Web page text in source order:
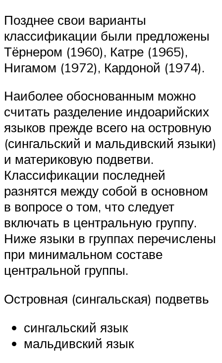
Позднее свои варианты
классификации были предложены
Тёрнером (1960), Катре (1965),
Нигамом (1972), Кардоной (1974).
Наиболее обоснованным можно
считать разделение индоарийских
языков прежде всего на островную
(сингальский и мальдивский языки)
и материковую подветви.
Классификации последней
разнятся между собой в основном
в вопросе о том, что следует
включать в центральную группу.
Ниже языки в группах перечислены
при минимальном составе
центральной группы.
Островная (сингальская) подветвь
сингальский язык
мальдивский язык